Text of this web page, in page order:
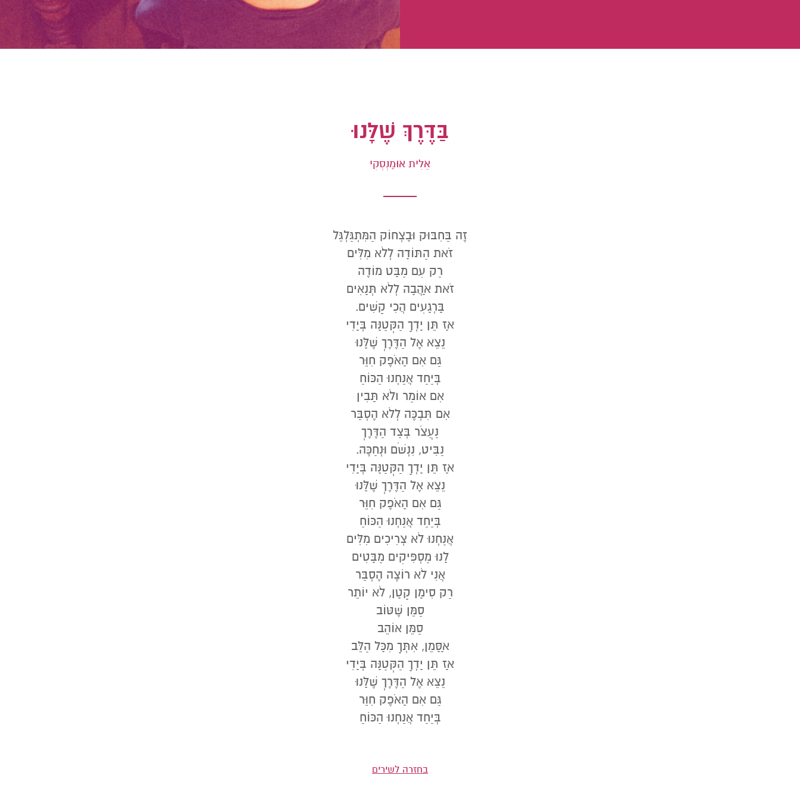
בַּדֶּרֶךְ שֶׁלָּנוּ
אֵלִית אוּמַנְסְקִי
זֶה בַּחִבּוּק וּבָצְחוֹק הַמִּתְגַּלְגֵּל
זֹאת הַתּוֹדָה לְלֹא מִלִּים
רַק עִם מַבָּט מוֹדֶה
זֹאת אָהֲבָה לְלֹא תְּנָאִים
בָּרְגָעִים הֲכִי קָשִׁים.
אָז תֵּן יָדְךָ הַקְּטַנָּה בְּיָדִי
נֵצֵא אֶל הַדֶּרֶךְ שֶׁלָּנוּ
גַּם אִם הָאֹפֶק חִוֵּר
בְּיַחַד אֲנַחְנוּ הַכּוֹחַ
אִם אוֹמַר ולֹא תָּבִין
אִם תִּבְכֶּה לְלֹא הֶסְבֵּר
נַעֲצֹר בְּצַד הַדֶּרֶךְ
נַבִּיט, נִנְשֹׁם וּנְחַכֶּה.
אָז תֵּן יָדְךָ הַקְּטַנָּה בְּיָדִי
נֵצֵא אֶל הַדֶּרֶךְ שֶׁלָּנוּ
גַּם אִם הָאֹפֶק חִוֵּר
בְּיַחַד אֲנַחְנוּ הַכּוֹחַ
אֲנַחְנוּ לֹא צְרִיכִים מִלִּים
לָנוּ מַסְפִּיקִים מַבָּטִים
אֲנִי לֹא רוֹצֶה הֶסְבֵּר
רַק סִימָן קָטָן, לֹא יוֹתֵר
סַמֵּן שֶׁטּוֹב
סַמֵּן אוֹהֵב
אָסָּמֵן, אִתְּךָ מִכָּל הַלֵּב
אָז תֵּן יָדְךָ הַקְּטַנָּה בְּיָדִי
נֵצֵא אֶל הַדֶּרֶךְ שֶׁלָּנוּ
גַּם אִם הָאֹפֶק חִוֵּר
בְּיַחַד אֲנַחְנוּ הַכּוֹחַ
בחזרה לשירים